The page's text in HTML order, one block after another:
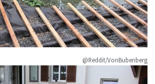
@Reddit/VonBubenberg